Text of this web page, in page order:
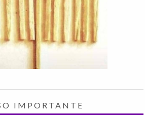
IMPORTANTE